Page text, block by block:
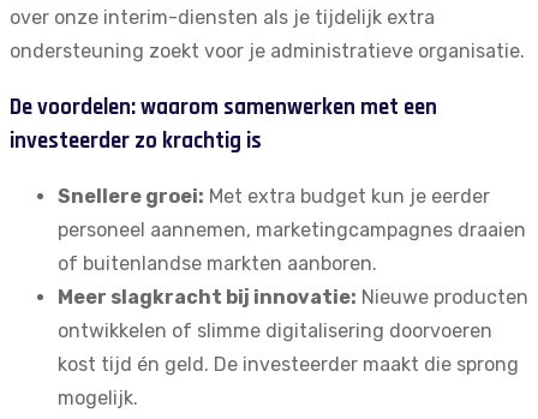
over onze interim-diensten als je tijdelijk extra
ondersteuning zoekt voor je administratieve organisatie.
De voordelen: waarom samenwerken met een
investeerder zo krachtig is
Snellere groei: Met extra budget kun je eerder
personeel aannemen, marketingcampagnes draaien
of buitenlandse markten aanboren.
Meer slagkracht bij innovatie: Nieuwe producten
ontwikkelen of slimme digitalisering doorvoeren
kost tijd én geld. De investeerder maakt die sprong
mogelijk.